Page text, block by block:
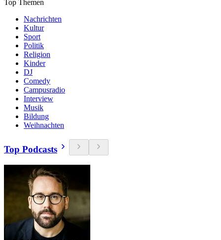
Top Themen
Nachrichten
Kultur
Sport
Politik
Religion
Kinder
DJ
Comedy
Campusradio
Interview
Musik
Bildung
Weihnachten
Top Podcasts